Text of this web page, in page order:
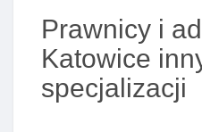
Prawnicy i
Katowice
specjalizacji